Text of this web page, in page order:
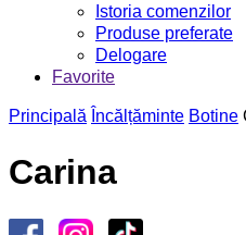
Istoria comenzilor
Produse preferate
Delogare
Favorite
Principală Încălțăminte Botine
Carina